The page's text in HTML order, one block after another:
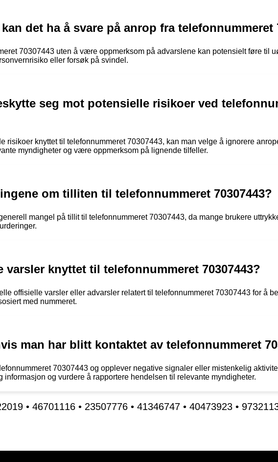
det ha å svare på anrop fra telefonnummeret
70307443 uten å være oppmerksom på advarslene kan potensielt føre til
eller forsøk på svindel.
seg mot potensielle risikoer ved
risikoer knyttet til telefonnummeret 70307443, kan man velge å ignorere
myndigheter og være oppmerksom på lignende tilfeller.
om tilliten til telefonnummeret 70307443?
mangel på tillit til telefonnummeret 70307443, da mange brukere
knyttet til telefonnummeret 70307443?
offisielle varsler eller advarsler relatert til telefonnummeret 70307443 for å
med nummeret.
man har blitt kontaktet av telefonnummeret
70307443 og opplever negative signaler eller mistenkelig
og vurdere å rapportere hendelsen til relevante myndigheter.
• 46701116 • 23507776 • 41346747 • 40473923 •